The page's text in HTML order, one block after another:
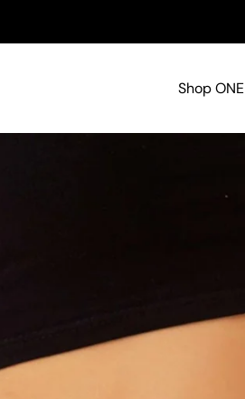
Shop ONE